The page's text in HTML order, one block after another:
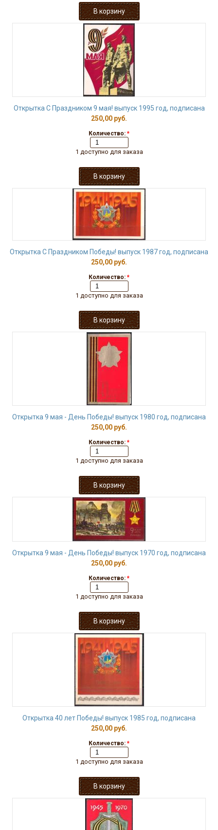
Открытка С Праздником 9 мая! выпуск 1995 год, подписана
250,00 руб.
Количество: *
1 доступно для заказа
Открытка С Праздником Победы! выпуск 1987 год, подписана
250,00 руб.
Количество: *
1 доступно для заказа
Открытка 9 мая - День Победы! выпуск 1980 год, подписана
250,00 руб.
Количество: *
1 доступно для заказа
Открытка 9 мая - День Победы! выпуск 1970 год, подписана
250,00 руб.
Количество: *
1 доступно для заказа
Открытка 40 лет Победы! выпуск 1985 год, подписана
250,00 руб.
Количество: *
1 доступно для заказа